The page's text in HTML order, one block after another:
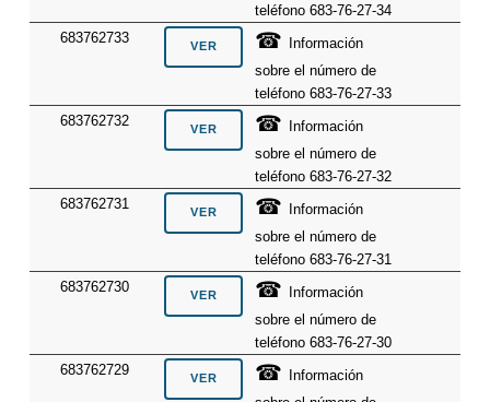
teléfono 683-76-27-34
683762733
☎
Información
sobre el número de
teléfono 683-76-27-33
683762732
☎
Información
sobre el número de
teléfono 683-76-27-32
683762731
☎
Información
sobre el número de
teléfono 683-76-27-31
683762730
☎
Información
sobre el número de
teléfono 683-76-27-30
683762729
☎
Información